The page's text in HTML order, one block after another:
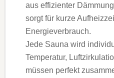
aus effizienter
sorgt für kurze
Energieverbrauch.
Jede Sauna wird
Temperatur,
müssen perfekt